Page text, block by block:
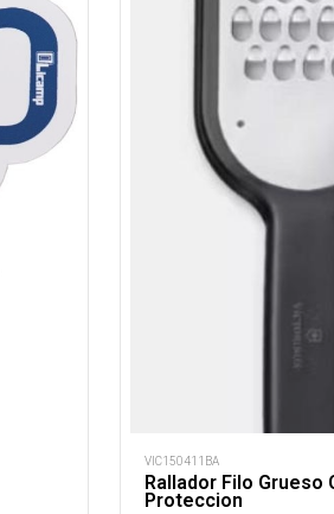
VIC150411BA
Rallador Filo Grueso
Proteccion